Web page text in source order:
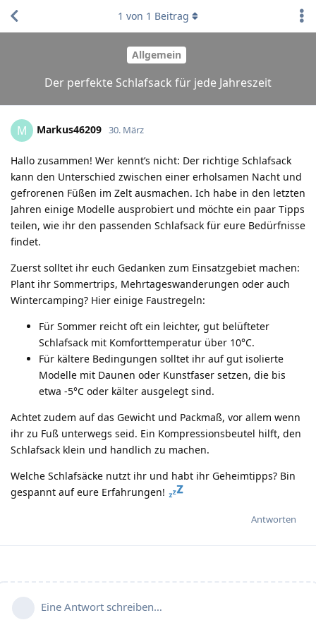
Allgemein
Der perfekte Schlafsack für jede Jahreszeit
1 von 1 Beitrag
M Markus46209 30. März
Hallo zusammen! Wer kennt’s nicht: Der richtige Schlafsack
kann den Unterschied zwischen einer erholsamen Nacht und
gefrorenen Füßen im Zelt ausmachen. Ich habe in den letzten
Jahren einige Modelle ausprobiert und möchte ein paar Tipps
teilen, wie ihr den passenden Schlafsack für eure Bedürfnisse
findet.
Zuerst solltet ihr euch Gedanken zum Einsatzgebiet machen:
Plant ihr Sommertrips, Mehrtageswanderungen oder auch
Wintercamping? Hier einige Faustregeln:
Für Sommer reicht oft ein leichter, gut belüfteter
Schlafsack mit Komforttemperatur über 10°C.
Für kältere Bedingungen solltet ihr auf gut isolierte
Modelle mit Daunen oder Kunstfaser setzen, die bis
etwa -5°C oder kälter ausgelegt sind.
Achtet zudem auf das Gewicht und Packmaß, vor allem wenn
ihr zu Fuß unterwegs seid. Ein Kompressionsbeutel hilft, den
Schlafsack klein und handlich zu machen.
Welche Schlafsäcke nutzt ihr und habt ihr Geheimtipps? Bin
gespannt auf eure Erfahrungen!
Antworten
Eine Antwort schreiben…